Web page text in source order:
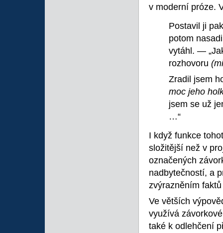
v moderní próze.
Postavil ji
potom
vytáhl. —
rozhovoru
Zradil jsem
moc jeho
jsem se už
…“
I když funkce
složitější než v
označených
nadbytečností, a
zvýrazněním
Ve větších
využívá
také k odlehčení